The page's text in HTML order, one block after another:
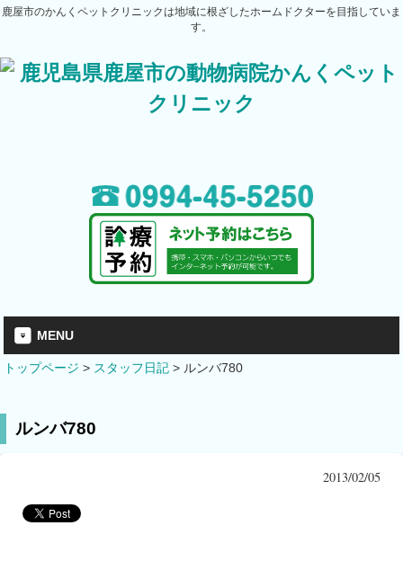
鹿屋市のかんくペットクリニックは地域に根ざしたホームドクターを目指していま
す。
MENU
トップページ > スタッフ日記 > ルンバ780
ルンバ780
2013/02/05